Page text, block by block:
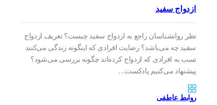
ازدواج سفید
نظر روانشناسان راجع به ازدواج سفید چیست؟ تعریف ازدواج
سفید چه می‌باشد؟ رضایت افرادی که اینگونه زندگی می‌کنند
نسب به افرادی که ازدواج کرده‌اند چگونه بررسی می‌شود؟
پیشنهاد می‌کنیم پادکست…
روابط عاطفی